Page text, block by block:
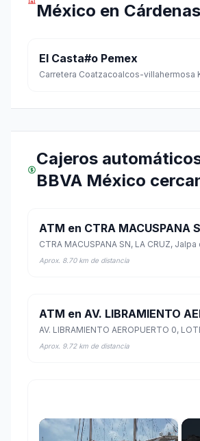
México en
El Casta#o Pemex
Cajeros
BBVA México
ATM en CTRA MACUSPANA
Aprox. 8.70 km de distancia
Aprox. 9.72 km de distancia
×